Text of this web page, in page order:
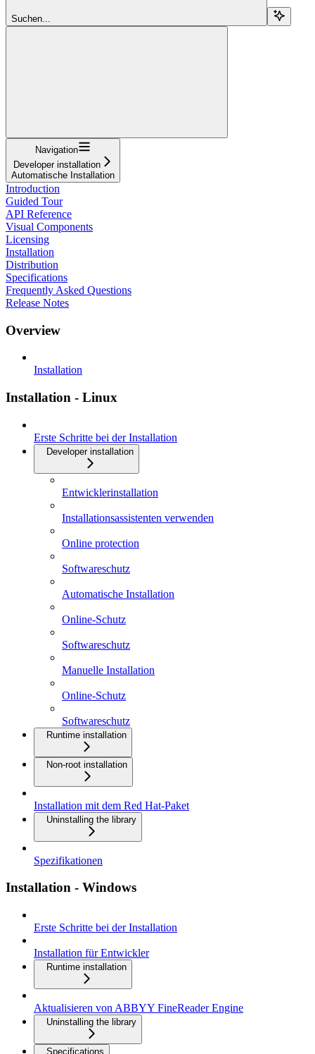
Suchen...
Navigation
Developer installation
Automatische Installation
Introduction
Guided Tour
API Reference
Visual Components
Licensing
Installation
Distribution
Specifications
Frequently Asked Questions
Release Notes
Overview
Installation
Installation - Linux
Erste Schritte bei der Installation
Developer installation
Entwicklerinstallation
Installationsassistenten verwenden
Online protection
Softwareschutz
Automatische Installation
Online-Schutz
Softwareschutz
Manuelle Installation
Online-Schutz
Softwareschutz
Runtime installation
Non-root installation
Installation mit dem Red Hat-Paket
Uninstalling the library
Spezifikationen
Installation - Windows
Erste Schritte bei der Installation
Installation für Entwickler
Runtime installation
Aktualisieren von ABBYY FineReader Engine
Uninstalling the library
Specifications